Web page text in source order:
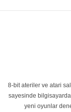
8-bit ateriler ve atari
sayesinde
yeni oyunlar